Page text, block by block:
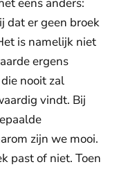
dat er geen broek
is namelijk niet
ergens
nooit zal
vindt. Bij
zijn we mooi.
past of niet. Toen